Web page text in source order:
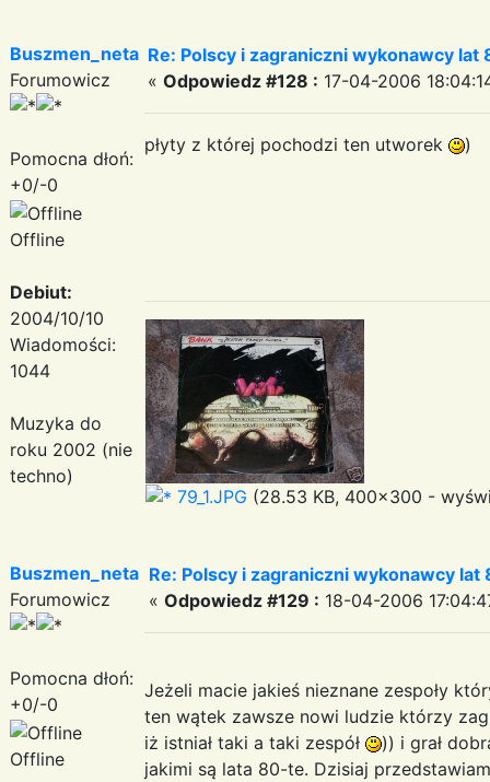
Buszmen_neta
Forumowicz
Pomocna dłoń:
+0/-0
Offline
Debiut:
2004/10/10
Wiadomości:
1044
Muzyka do
roku 2002 (nie
techno)
Re: Polscy i zagraniczni wykonawcy lat
« Odpowiedz #128 : 17-04-2006
płyty z której pochodzi ten utworek )
79_1.JPG (28.53 KB, 400x300 -
Buszmen_neta
Forumowicz
Pomocna dłoń:
+0/-0
Offline
Re: Polscy i zagraniczni wykonawcy
« Odpowiedz #129 : 18-04-2006
Jeżeli macie jakieś nieznane zespoły
ten wątek zawsze nowi ludzie którzy
iż istniał taki a taki zespół
)) i grał
jakimi są lata 80-te. Dzisiaj